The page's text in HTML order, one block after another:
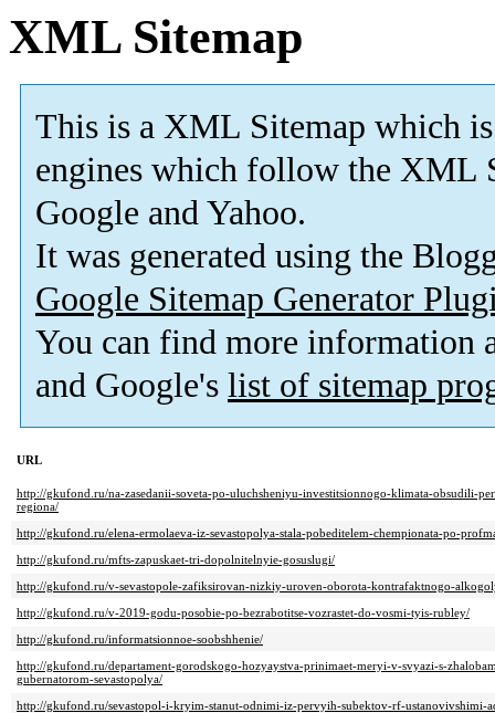
XML Sitemap
This is a XML Sitemap which is
engines which follow the XML
Google and Yahoo.
It was generated using the
Google Sitemap Generator
You can find more information
and Google's list of sitemap
URL
http://gkufond.ru/na-zasedanii-soveta-po-uluchsheniyu-investitsionnogo-klimata-obsudili-
regiona/
http://gkufond.ru/elena-ermolaeva-iz-sevastopolya-stala-pobeditelem-chempionata-po-
http://gkufond.ru/mfts-zapuskaet-tri-dopolnitelnyie-gosuslugi/
http://gkufond.ru/v-sevastopole-zafiksirovan-nizkiy-uroven-oborota-kontrafaktnogo-
http://gkufond.ru/v-2019-godu-posobie-po-bezrabotitse-vozrastet-do-vosmi-tyis-rubley/
http://gkufond.ru/informatsionnoe-soobshhenie/
http://gkufond.ru/departament-gorodskogo-hozyaystva-prinimaet-meryi-v-svyazi-s-
gubernatorom-sevastopolya/
http://gkufond.ru/sevastopol-i-kryim-stanut-odnimi-iz-pervyih-subektov-rf-ustanovivshimi-